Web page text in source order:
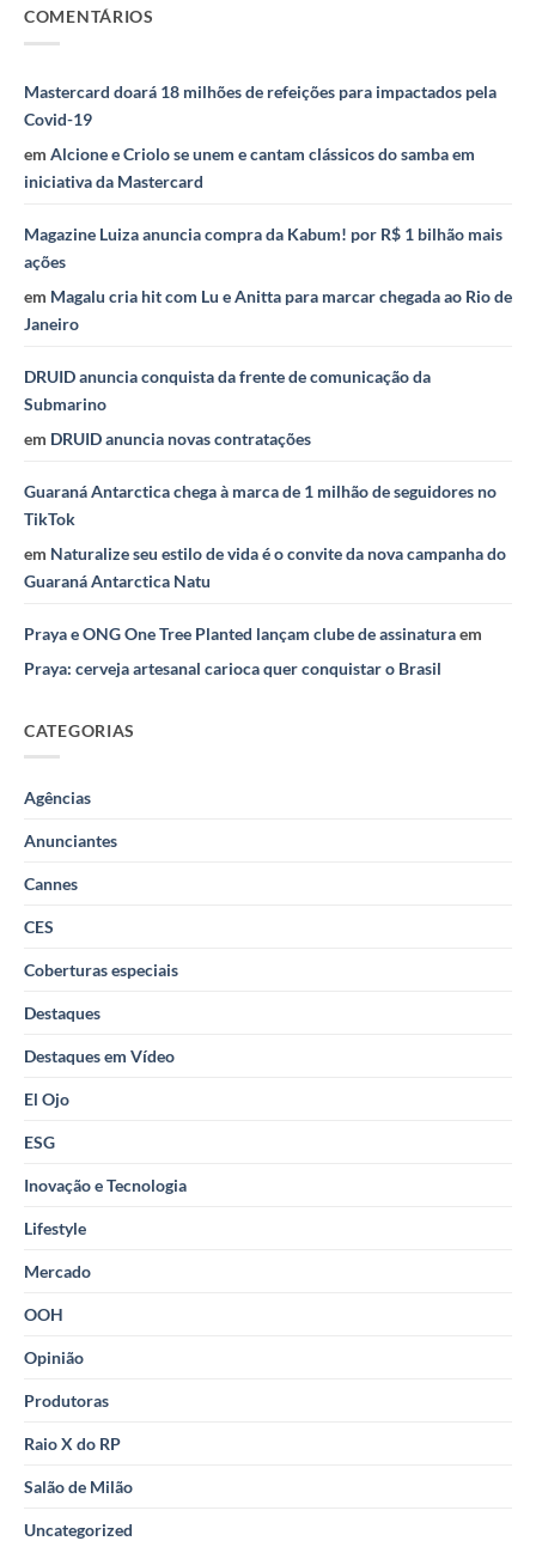
COMENTÁRIOS
Mastercard doará 18 milhões de refeições para impactados pela
Covid-19
em Alcione e Criolo se unem e cantam clássicos do samba em
iniciativa da Mastercard
Magazine Luiza anuncia compra da Kabum! por R$ 1 bilhão mais
ações
em Magalu cria hit com Lu e Anitta para marcar chegada ao Rio de
Janeiro
DRUID anuncia conquista da frente de comunicação da
Submarino
em DRUID anuncia novas contratações
Guaraná Antarctica chega à marca de 1 milhão de seguidores no
TikTok
em Naturalize seu estilo de vida é o convite da nova campanha do
Guaraná Antarctica Natu
Praya e ONG One Tree Planted lançam clube de assinaturaem
Praya: cerveja artesanal carioca quer conquistar o Brasil
CATEGORIAS
Agências
Anunciantes
Cannes
CES
Coberturas especiais
Destaques
Destaques em Vídeo
El Ojo
ESG
Inovação e Tecnologia
Lifestyle
Mercado
OOH
Opinião
Produtoras
Raio X do RP
Salão de Milão
Uncategorized